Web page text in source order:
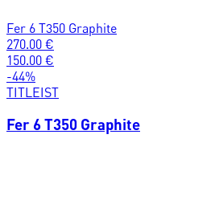
Fer 6 T350 Graphite
270.00 €
150.00 €
-44%
TITLEIST
Fer 6 T350 Graphite